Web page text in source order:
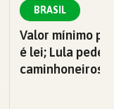
BRASIL
Valor mínimo
é lei; Lula pede
caminhoneiros